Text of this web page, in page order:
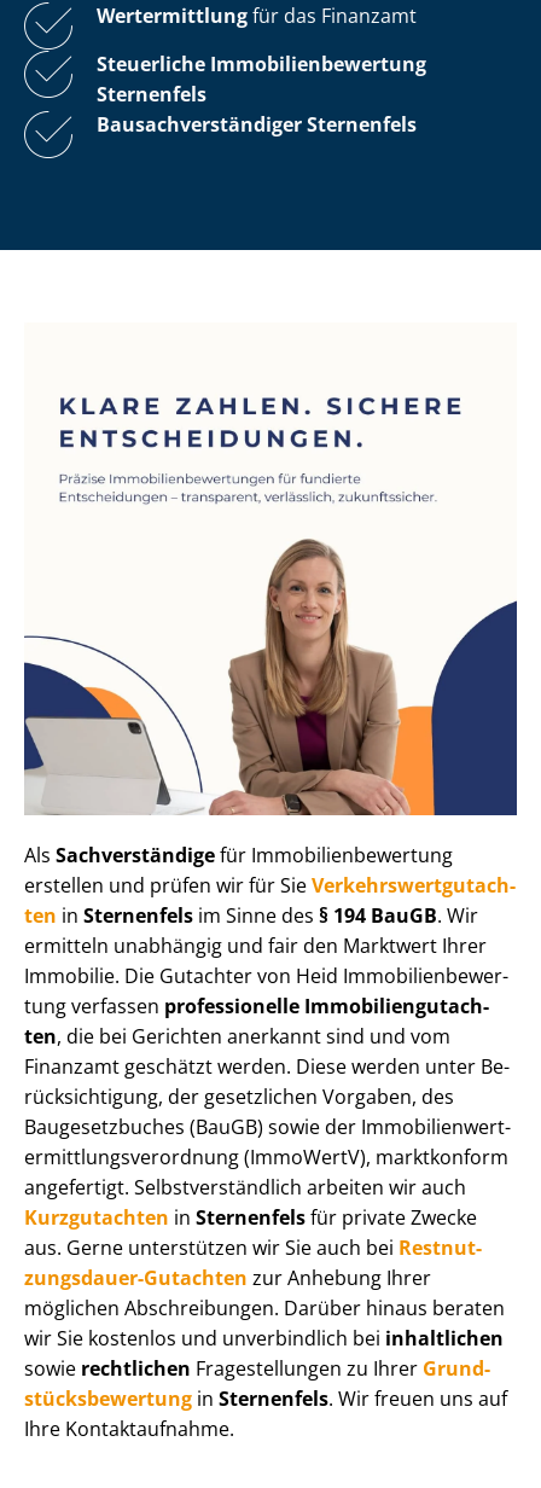
Wertermittlungfür das Finanzamt
Steuerliche Im­mo­bi­li­en­be­wer­tung
Sternenfels
Bau­sach­ver­stän­di­ger Sternenfels
Als Sachverständigefür Im­mo­bi­li­en­be­wer­tung
erstellen und prüfen wir für SieVer­kehrs­wert­gut­ach­
ten in Sternenfels im Sinne des § 194 BauGB. Wir
ermitteln unabhängig und fair den Marktwert Ihrer
Immobilie. Die Gutachter von Heid Im­mo­bi­li­en­be­wer­
tung verfassen professionelle Im­mo­bi­li­en­gut­ach­
ten, die bei Gerichten anerkannt sind und vom
Finanzamt geschätzt werden. Diese werden unter Be­
rück­sich­ti­gung, der gesetzlichen Vorgaben, des
Baugesetzbuches (BauGB) sowie der Im­mo­bi­li­en­wert­
ermitt­lungs­ver­ord­nung (ImmoWertV), marktkonform
angefertigt. Selbst­ver­ständ­lich arbeiten wir auch
Kurzgutachten in Sternenfelsfür private Zwecke
aus. Gerne unterstützen wir Sie auch bei Rest­nut­
zungs­dau­er-Gutachten zur Anhebung Ihrer
möglichen Abschreibungen. Darüber hinaus beraten
wir Sie kostenlos und unverbindlich bei inhaltlichen
sowie rechtlichen Fragestellungen zu Ihrer Grund­
stücks­be­wer­tung in Sternenfels. Wir freuen uns auf
Ihre Kontaktaufnahme.